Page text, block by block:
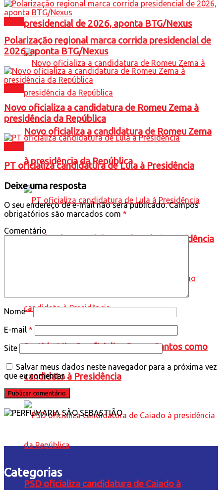
presidencial de 2026, aponta BTG/Nexus
Novo oficializa a candidatura de Romeu Zema
à presidência da República
PT oficializa candidatura de Lula à Presidência
Partido Missão oficializa Renan Santos como
candidato à Presidência
PSD oficializa candidatura de Caiado à
Polarização regional marca corrida presidencial de
2026, aponta BTG/Nexus
Novo oficializa a candidatura de Romeu Zema à
presidência da República
PT oficializa candidatura de Lula à Presidência
Deixe uma resposta
O seu endereço de e-mail não será publicado.Campos
obrigatórios são marcados com *
Comentário
Nome*
E-mail *
Site
Salvar meus dados neste navegador para a próxima vez
que eu comentar.
Categorias